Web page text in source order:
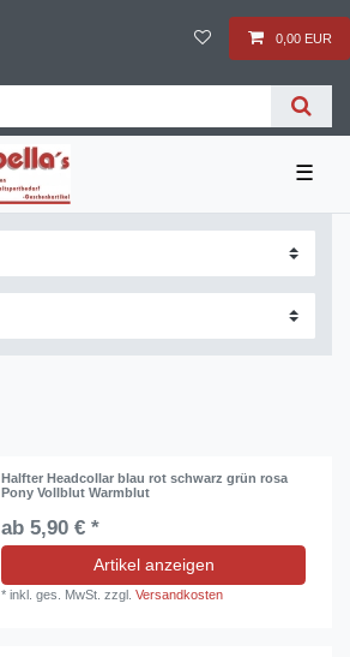
0,00 EUR
☰
Halfter Headcollar blau rot schwarz grün rosa
Pony Vollblut Warmblut
ab 5,90 € *
Artikel anzeigen
*inkl. ges. MwSt. zzgl.Versandkosten